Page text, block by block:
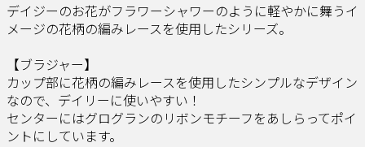
デイジーのお花がフラワーシャワーのように軽やかに舞うイ
メージの花柄の編みレースを使用したシリーズ。
【ブラジャー】
カップ部に花柄の編みレースを使用したシンプルなデザイン
なので、デイリーに使いやすい！
センターにはグログランのリボンモチーフをあしらってポイ
ントにしています。